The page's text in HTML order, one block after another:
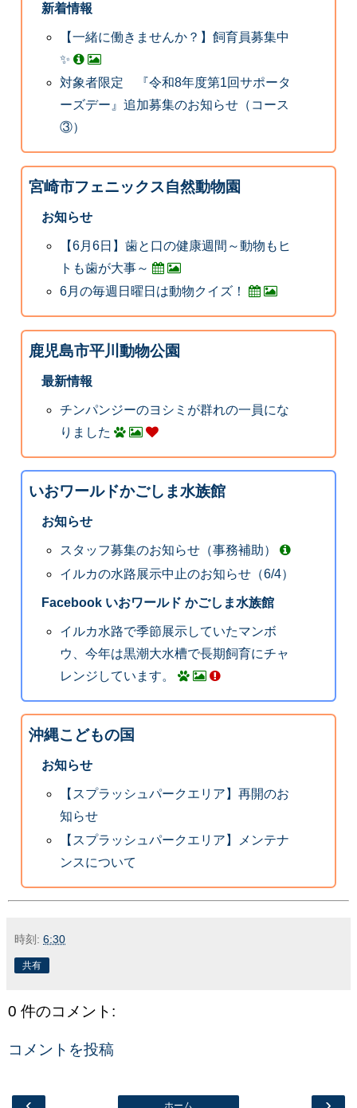
新着情報
【一緒に働きませんか？】飼育員募集中
✨
対象者限定 『令和8年度第1回サポータ
ーズデー』追加募集のお知らせ（コース
③）
宮崎市フェニックス自然動物園
お知らせ
【6月6日】歯と口の健康週間～動物もヒ
トも歯が大事～
6月の毎週日曜日は動物クイズ！
鹿児島市平川動物公園
最新情報
チンパンジーのヨシミが群れの一員にな
りました
いおワールドかごしま水族館
お知らせ
スタッフ募集のお知らせ（事務補助）
イルカの水路展示中止のお知らせ（6/4）
Facebook いおワールド かごしま水族館
イルカ水路で季節展示していたマンボ
ウ、今年は黒潮大水槽で長期飼育にチャ
レンジしています。
沖縄こどもの国
お知らせ
【スプラッシュパークエリア】再開のお
知らせ
【スプラッシュパークエリア】メンテナ
ンスについて
時刻: 6:30
共有
0 件のコメント:
コメントを投稿